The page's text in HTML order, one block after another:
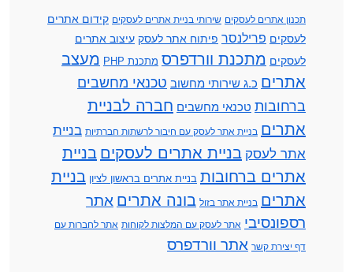
תכנון אתרים לעסקים שירותי בניית אתרים לעסקים קידום אתרים
לעסקים פרילנסר פיתוח אתר לעסק עיצוב אתרים
לעסקים מתכנת וורדפרס מתכנת PHP
מעצב
אתרים כ.ג שירותי מחשוב טכנאי מחשבים
ברחובות טכנאי מחשבים חברה לבניית
אתרים בניית אתר לעסק עם חיבור לרשתות חברתיות בניית
אתר לעסק בניית אתרים לעסקים בניית
אתרים ברחובות בניית אתרים בראשון לציון בניית
אתרים בניית אתר בזול בונה אתרים אתר
רספונסיבי אתר לעסק עם המלצות לקוחות אתר לחברות עם
דף יצירת קשר אתר וורדפרס